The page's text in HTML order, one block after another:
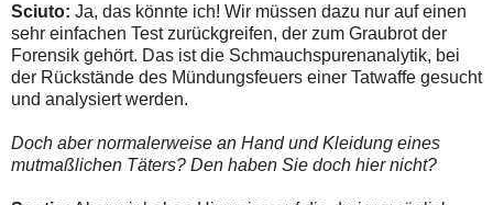
Sciuto: Ja, das könnte ich! Wir müssen dazu nur auf einen
sehr einfachen Test zurückgreifen, der zum Graubrot der
Forensik gehört. Das ist die Schmauchspurenanalytik, bei
der Rückstände des Mündungsfeuers einer Tatwaffe gesucht
und analysiert werden.
Doch aber normalerweise an Hand und Kleidung eines
mutmaßlichen Täters? Den haben Sie doch hier nicht?